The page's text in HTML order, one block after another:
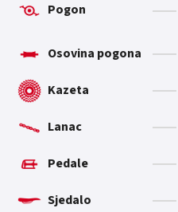
Pogon
Osovina pogona
Kazeta
Lanac
Pedale
Sjedalo